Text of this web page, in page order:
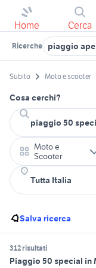
Home Cerca
Ricerche piaggio
Subito Moto e scooter
Cosa cerchi?
Moto e
Scooter
Salva ricerca
312 risultati
Piaggio 50 special in